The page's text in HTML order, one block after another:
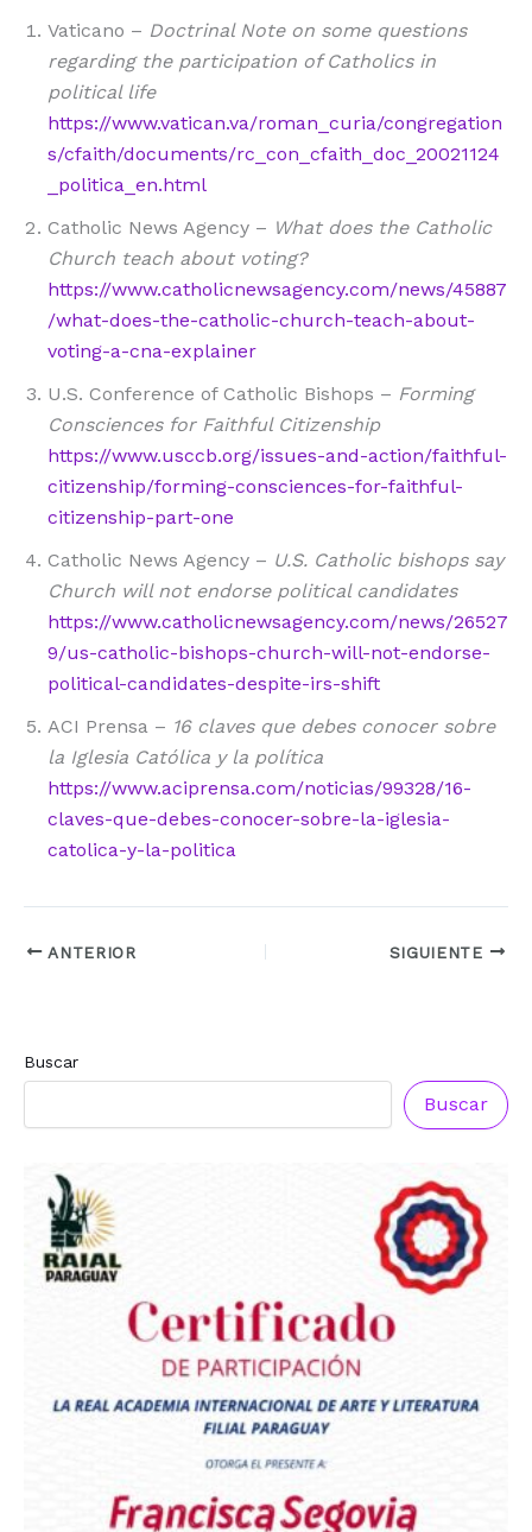
Vaticano – Doctrinal Note on some questions
regarding the participation of Catholics in
political life
https://www.vatican.va/roman_curia/congregation
s/cfaith/documents/rc_con_cfaith_doc_20021124
_politica_en.html
Catholic News Agency – What does the Catholic
Church teach about voting?
https://www.catholicnewsagency.com/news/45887
/what-does-the-catholic-church-teach-about-
voting-a-cna-explainer
U.S. Conference of Catholic Bishops – Forming
Consciences for Faithful Citizenship
https://www.usccb.org/issues-and-action/faithful-
citizenship/forming-consciences-for-faithful-
citizenship-part-one
Catholic News Agency – U.S. Catholic bishops say
Church will not endorse political candidates
https://www.catholicnewsagency.com/news/26527
9/us-catholic-bishops-church-will-not-endorse-
political-candidates-despite-irs-shift
ACI Prensa – 16 claves que debes conocer sobre
la Iglesia Católica y la política
https://www.aciprensa.com/noticias/99328/16-
claves-que-debes-conocer-sobre-la-iglesia-
catolica-y-la-politica
ANTERIOR SIGUIENTE
Buscar
Buscar